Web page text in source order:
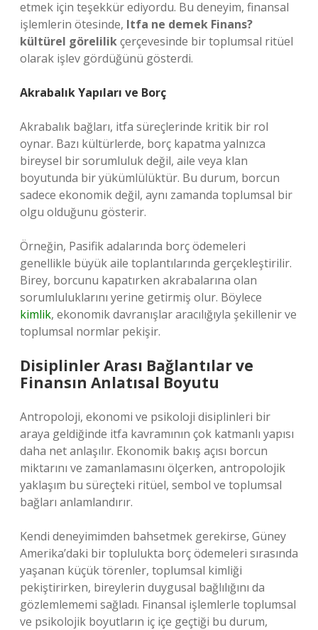
etmek için teşekkür ediyordu. Bu deneyim, finansal
işlemlerin ötesinde, Itfa ne demek Finans?
kültürel görelilikçerçevesinde bir toplumsal ritüel
olarak işlev gördüğünü gösterdi.
Akrabalık Yapıları ve Borç
Akrabalık bağları, itfa süreçlerinde kritik bir rol
oynar. Bazı kültürlerde, borç kapatma yalnızca
bireysel bir sorumluluk değil, aile veya klan
boyutunda bir yükümlülüktür. Bu durum, borcun
sadece ekonomik değil, aynı zamanda toplumsal bir
olgu olduğunu gösterir.
Örneğin, Pasifik adalarında borç ödemeleri
genellikle büyük aile toplantılarında gerçekleştirilir.
Birey, borcunu kapatırken akrabalarına olan
sorumluluklarını yerine getirmiş olur. Böylece
kimlik, ekonomik davranışlar aracılığıyla şekillenir ve
toplumsal normlar pekişir.
Disiplinler Arası Bağlantılar ve
Finansın Anlatısal Boyutu
Antropoloji, ekonomi ve psikoloji disiplinleri bir
araya geldiğinde itfa kavramının çok katmanlı yapısı
daha net anlaşılır. Ekonomik bakış açısı borcun
miktarını ve zamanlamasını ölçerken, antropolojik
yaklaşım bu süreçteki ritüel, sembol ve toplumsal
bağları anlamlandırır.
Kendi deneyimimden bahsetmek gerekirse, Güney
Amerika’daki bir toplulukta borç ödemeleri sırasında
yaşanan küçük törenler, toplumsal kimliği
pekiştirirken, bireylerin duygusal bağlılığını da
gözlemlememi sağladı. Finansal işlemlerle toplumsal
ve psikolojik boyutların iç içe geçtiği bu durum,